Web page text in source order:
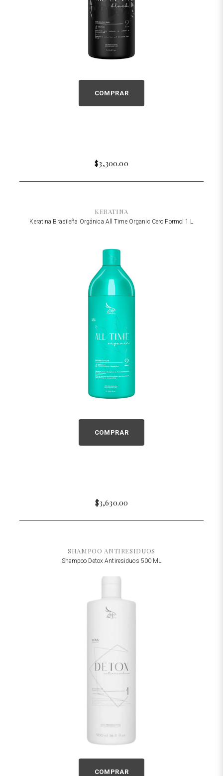
COMPRAR
$3,300.00
KERATINA
Keratina Brasileña Orgánica All Time Organic Cero Formol 1 L
COMPRAR
$3,630.00
SHAMPOO ANTIRESIDUOS
Shampoo Detox Antiresiduos 500 ML
COMPRAR